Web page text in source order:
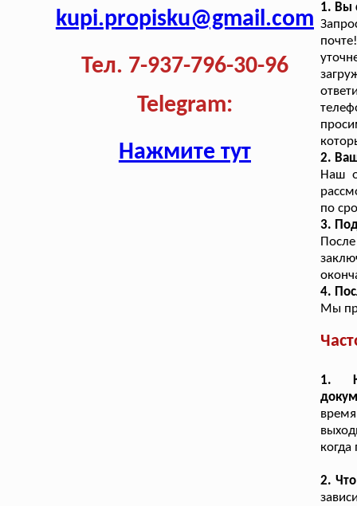
kupi.propisku@gmail.com
Тел. 7-937-796-30-96
Telegram:
Нажмите тут
1. Вы
2.
Наш
по
3.
4.
Мы
1.
когда
2.